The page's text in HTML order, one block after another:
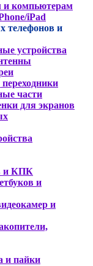
и компьютерам
iPad
телефонов и
устройства
части
для экранов
и КПК
и
и
и пайки